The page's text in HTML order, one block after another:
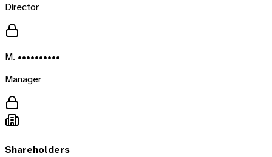
Director
M. ••••••••••
Manager
Shareholders